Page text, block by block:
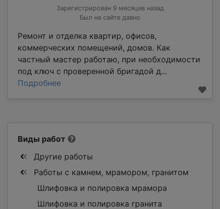
Зарегистрирован 9 месяцев назад
Был на сайте давно
Ремонт и отделка квартир, офисов,
коммерческих помещений, домов. Как
частный мастер работаю, при необходимости
под ключ с проверенной бригадой д...
Подробнее
Виды работ
Другие работы
Работы с камнем, мрамором, гранитом
Шлифовка и полировка мрамора
Шлифовка и полировка гранита